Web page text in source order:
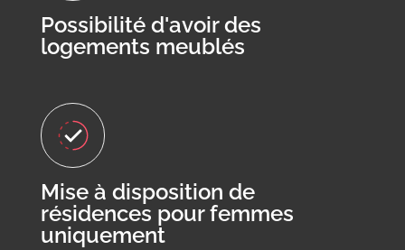
Possibilité d'avoir des
logements meublés
Mise à disposition de
résidences pour femmes
uniquement